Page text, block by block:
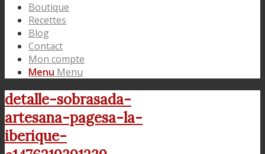
Boutique
Recettes
Blog
Contact
Mon compte
Menu Menu
detalle-sobrasada-
artesana-pagesa-la-
iberique-